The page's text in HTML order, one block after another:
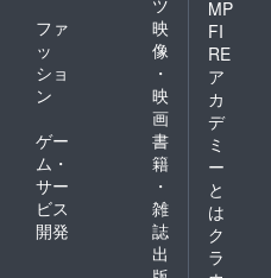
ファ
ッ
ショ
ン
映
像
・
映
画
ゲー
ム・
サー
ビス
開発
書
籍
・
雑
誌
出
MP
FI
RE
ア
カ
デ
ミ
ー
と
は
ク
ラ